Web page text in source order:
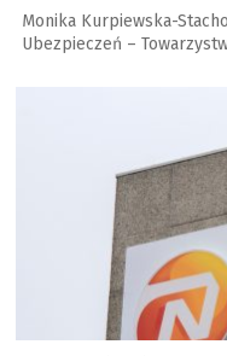
Monika Kurpiewska-
Ubezpieczeń –